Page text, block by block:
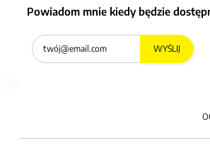
Powiadom mnie kiedy będzie
WYŚLIJ